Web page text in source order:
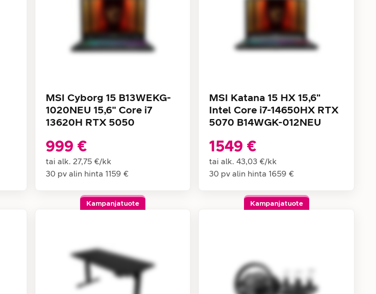
MSI Cyborg 15 B13WEKG-
1020NEU 15,6" Core i7
13620H RTX 5050
999 €
tai alk. 27,75 €/kk
30 pv alin hinta 1159 €
MSI Katana 15 HX 15,6"
Intel Core i7-14650HX RTX
5070 B14WGK-012NEU
1549 €
tai alk. 43,03 €/kk
30 pv alin hinta 1659 €
Kampanjatuote Kampanjatuote